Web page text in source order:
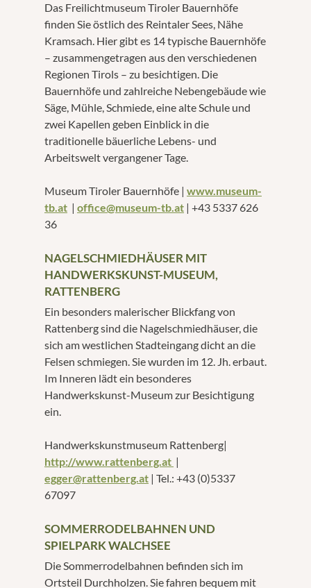
Das Freilichtmuseum Tiroler Bauernhöfe
finden Sie östlich des Reintaler Sees, Nähe
Kramsach. Hier gibt es 14 typische Bauernhöfe
– zusammengetragen aus den verschiedenen
Regionen Tirols – zu besichtigen. Die
Bauernhöfe und zahlreiche Nebengebäude wie
Säge, Mühle, Schmiede, eine alte Schule und
zwei Kapellen geben Einblick in die
traditionelle bäuerliche Lebens- und
Arbeitswelt vergangener Tage.
Museum Tiroler Bauernhöfe | www.museum-
tb.at | office@museum-tb.at | +43 5337 626
36
NAGELSCHMIEDHÄUSER MIT
HANDWERKSKUNST-MUSEUM,
RATTENBERG
Ein besonders malerischer Blickfang von
Rattenberg sind die Nagelschmiedhäuser, die
sich am westlichen Stadteingang dicht an die
Felsen schmiegen. Sie wurden im 12. Jh. erbaut.
Im Inneren lädt ein besonderes
Handwerkskunst-Museum zur Besichtigung
ein.
Handwerkskunstmuseum Rattenberg|
http://www.rattenberg.at |
egger@rattenberg.at | Tel.: +43 (0)5337
67097
SOMMERRODELBAHNEN UND
SPIELPARK WALCHSEE
Die Sommerrodelbahnen befinden sich im
Ortsteil Durchholzen. Sie fahren bequem mit